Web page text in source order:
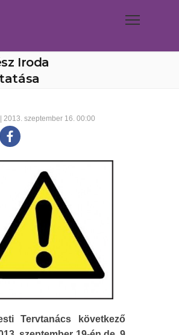
Iroda
| 2013. szeptember 16. 00:00
Tervtanács következő